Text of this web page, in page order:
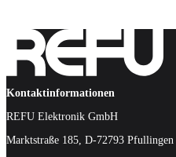
Kontaktinformationen
REFU Elektronik GmbH
Marktstraße 185, D-72793 Pfullingen